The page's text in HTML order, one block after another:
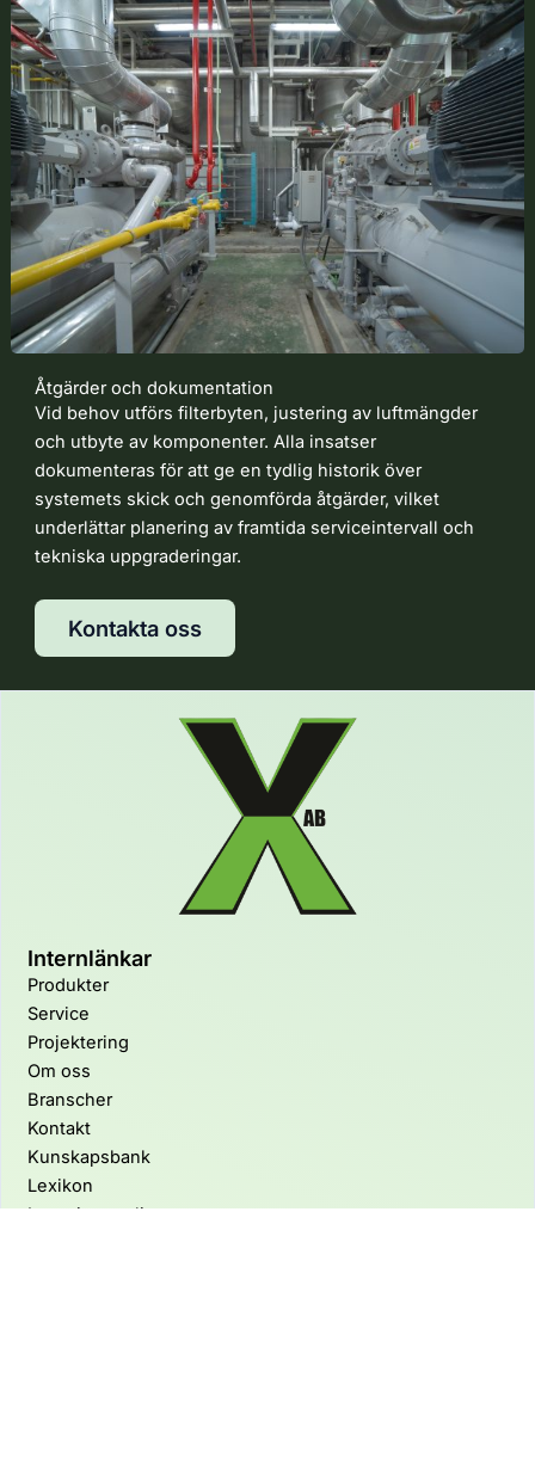
Åtgärder och dokumentation
Vid behov utförs filterbyten, justering av luftmängder
och utbyte av komponenter. Alla insatser
dokumenteras för att ge en tydlig historik över
systemets skick och genomförda åtgärder, vilket
underlättar planering av framtida serviceintervall och
tekniska uppgraderingar.
Kontakta oss
Internlänkar
Produkter
Service
Projektering
Om oss
Branscher
Kontakt
Kunskapsbank
Lexikon
Integritetspolicy